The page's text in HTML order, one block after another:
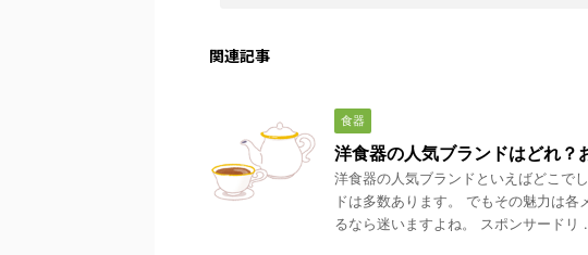
関連記事
食器
洋食器の人気ブランドはどれ？
洋食器の人気ブランドといえばどこで
ドは多数あります。 でもその魅力は
るなら迷いますよね。 スポンサードリ